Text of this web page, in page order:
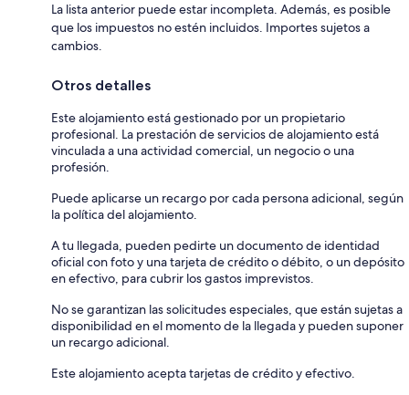
La lista anterior puede estar incompleta. Además, es posible
que los impuestos no estén incluidos. Importes sujetos a
cambios.
Otros detalles
Este alojamiento está gestionado por un propietario
profesional. La prestación de servicios de alojamiento está
vinculada a una actividad comercial, un negocio o una
profesión.
Puede aplicarse un recargo por cada persona adicional, según
la política del alojamiento.
A tu llegada, pueden pedirte un documento de identidad
oficial con foto y una tarjeta de crédito o débito, o un depósito
en efectivo, para cubrir los gastos imprevistos.
No se garantizan las solicitudes especiales, que están sujetas a
disponibilidad en el momento de la llegada y pueden suponer
un recargo adicional.
Este alojamiento acepta tarjetas de crédito y efectivo.